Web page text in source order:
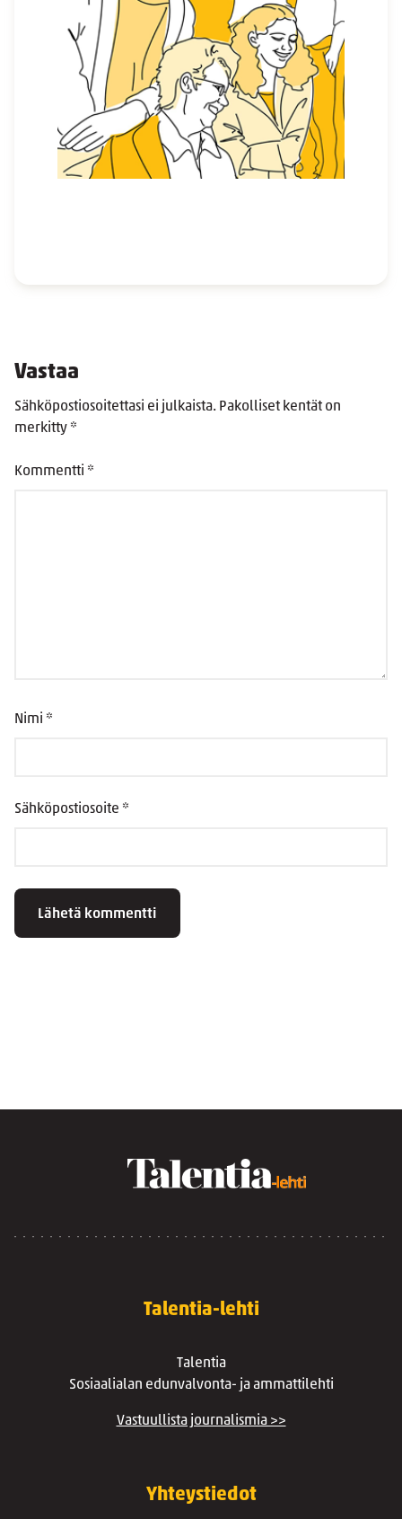
Vastaa
Sähköpostiosoitettasi ei julkaista. Pakolliset kentät on
merkitty *
Kommentti *
Nimi *
Sähköpostiosoite *
Talentia-lehti
Talentia
Sosiaalialan edunvalvonta- ja ammattilehti
Vastuullista journalismia >>
Yhteystiedot